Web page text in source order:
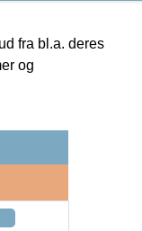
fra bl.a. deres
og